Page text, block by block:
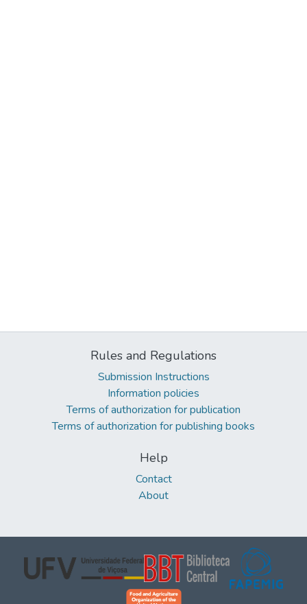
Rules and Regulations
Submission Instructions
Information policies
Terms of authorization for publication
Terms of authorization for publishing books
Help
Contact
About